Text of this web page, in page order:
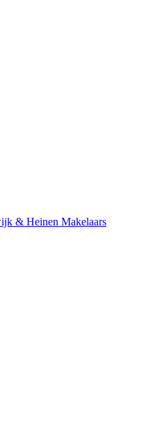
& Heinen Makelaars